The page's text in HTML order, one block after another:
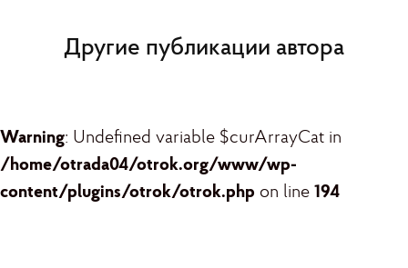
Другие публикации автора
Warning: Undefined variable $curArrayCat in
/home/otrada04/otrok.org/www/wp-
content/plugins/otrok/otrok.php on line 194